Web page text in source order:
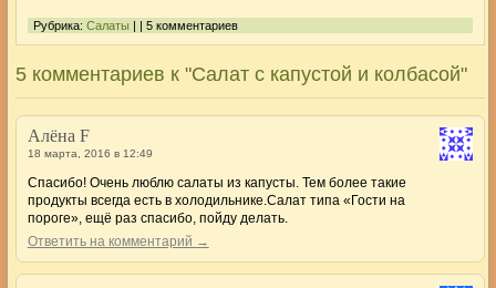
Рубрика: Салаты | | 5 комментариев
5 комментариев к "Салат с капустой и колбасой"
Алёна F
18 марта, 2016 в 12:49
Спасибо! Очень люблю салаты из капусты. Тем более такие
продукты всегда есть в холодильнике.Салат типа «Гости на
пороге», ещё раз спасибо, пойду делать.
Ответить на комментарий →